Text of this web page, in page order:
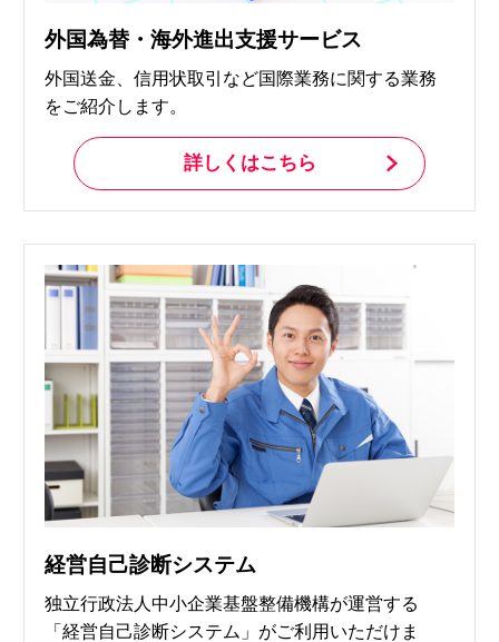
外国為替・海外進出支援サービス
外国送金、信用状取引など国際業務に関する業務
をご紹介します。
詳しくはこちら
経営自己診断システム
独立行政法人中小企業基盤整備機構が運営する
「経営自己診断システム」がご利用いただけま